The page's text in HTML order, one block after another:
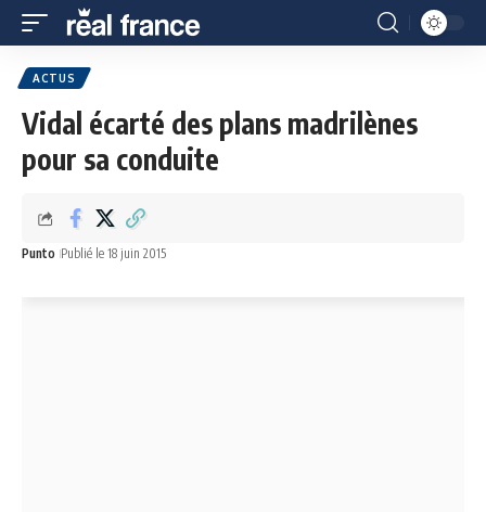
ACTUS
Vidal écarté des plans madrilènes
pour sa conduite
Punto Publié le 18 juin 2015